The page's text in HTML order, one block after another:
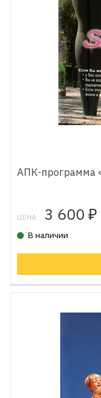
АПК-программа
ЦЕНА: 3 600 ₽
В наличии